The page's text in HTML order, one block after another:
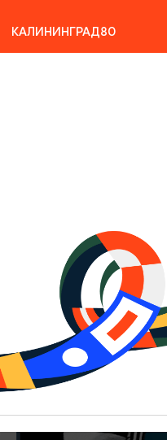
10.09.2026 19:00
Калининград,
драматический театр
ОТ 500₽
КАЛИНИНГРАД80